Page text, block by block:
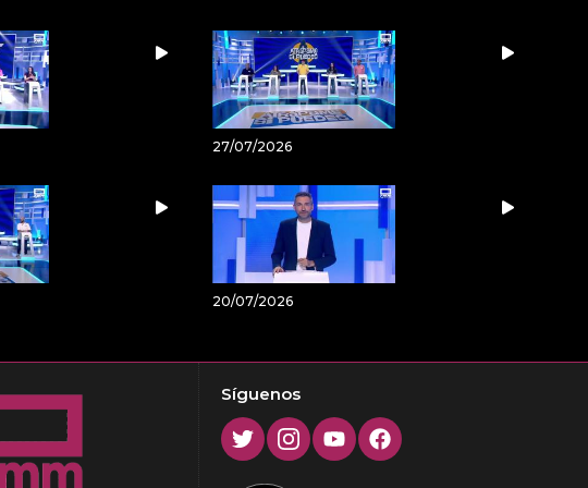
27/07/2026
20/07/2026
Síguenos
TwitterInstagram
YoutubeFacebook